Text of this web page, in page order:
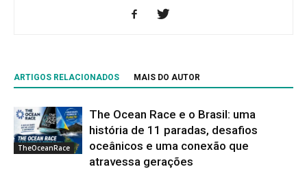
ARTIGOS RELACIONADOS MAIS DO AUTOR
TheOceanRace
The Ocean Race e o Brasil: uma
história de 11 paradas, desafios
oceânicos e uma conexão que
atravessa gerações